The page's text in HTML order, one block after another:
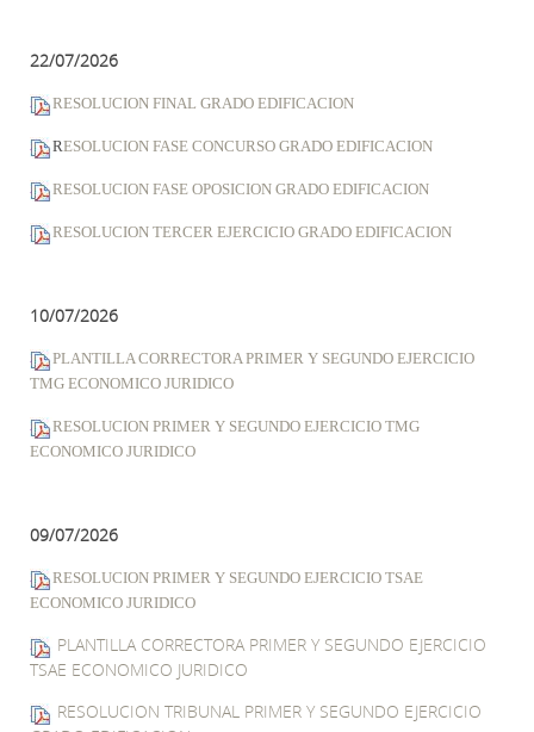
22/07/2026
RESOLUCION FINAL GRADO EDIFICACION
RESOLUCION FASE CONCURSO GRADO EDIFICACION
RESOLUCION FASE OPOSICION GRADO EDIFICACION
RESOLUCION TERCER EJERCICIO GRADO EDIFICACION
10/07/2026
PLANTILLA CORRECTORA PRIMER Y SEGUNDO EJERCICIO
TMG ECONOMICO JURIDICO
RESOLUCION PRIMER Y SEGUNDO EJERCICIO TMG
ECONOMICO JURIDICO
09/07/2026
RESOLUCION PRIMER Y SEGUNDO EJERCICIO TSAE
ECONOMICO JURIDICO
PLANTILLA CORRECTORA PRIMER Y SEGUNDO EJERCICIO
TSAE ECONOMICO JURIDICO
RESOLUCION TRIBUNAL PRIMER Y SEGUNDO EJERCICIO